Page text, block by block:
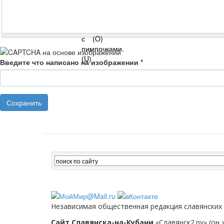
Введите что написано на изображении *
Сохранить
Независимая общественная редакция